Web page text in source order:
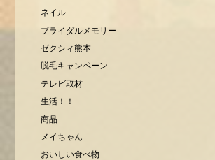
ネイル
ブライダルメモリー
ゼクシィ熊本
脱毛キャンペーン
テレビ取材
生活！！
商品
メイちゃん
おいしい食べ物